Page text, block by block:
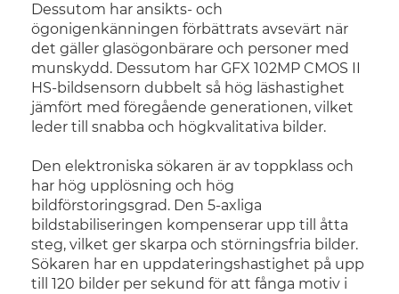
Dessutom har ansikts- och
ögonigenkänningen förbättrats avsevärt när
det gäller glasögonbärare och personer med
munskydd. Dessutom har GFX 102MP CMOS II
HS-bildsensorn dubbelt så hög läshastighet
jämfört med föregående generationen, vilket
leder till snabba och högkvalitativa bilder.
Den elektroniska sökaren är av toppklass och
har hög upplösning och hög
bildförstoringsgrad. Den 5-axliga
bildstabiliseringen kompenserar upp till åtta
steg, vilket ger skarpa och störningsfria bilder.
Sökaren har en uppdateringshastighet på upp
till 120 bilder per sekund för att fånga motiv i